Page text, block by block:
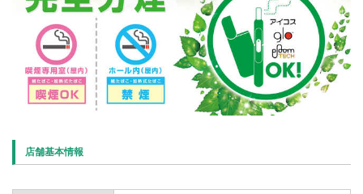
店舗基本情報